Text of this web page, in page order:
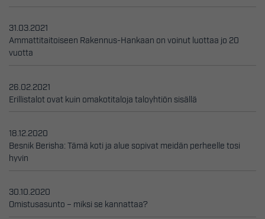
31.03.2021
Ammattitaitoiseen Rakennus-Hankaan on voinut luottaa jo 20
vuotta
26.02.2021
Erillistalot ovat kuin omakotitaloja taloyhtiön sisällä
18.12.2020
Besnik Berisha: Tämä koti ja alue sopivat meidän perheelle tosi
hyvin
30.10.2020
Omistusasunto – miksi se kannattaa?